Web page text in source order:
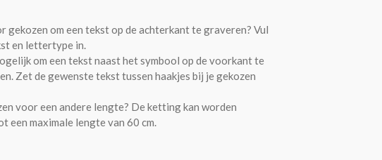
gekozen om een tekst op de achterkant te graveren? Vul
en lettertype in.
om een tekst naast het symbool op de voorkant te
Zet de gewenste tekst tussen haakjes bij je gekozen
voor een andere lengte? De ketting kan worden
een maximale lengte van 60 cm.